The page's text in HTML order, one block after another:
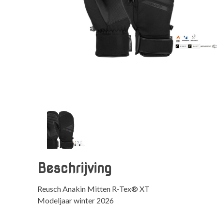
Beschrijving
Reusch Anakin Mitten R-Tex® XT
Modeljaar winter 2026